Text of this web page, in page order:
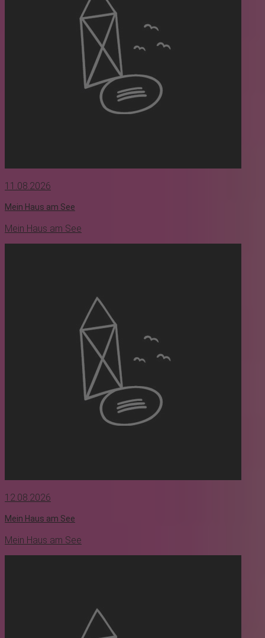
11.08.2026
Mein Haus am See
Mein Haus am See
12.08.2026
Mein Haus am See
Mein Haus am See